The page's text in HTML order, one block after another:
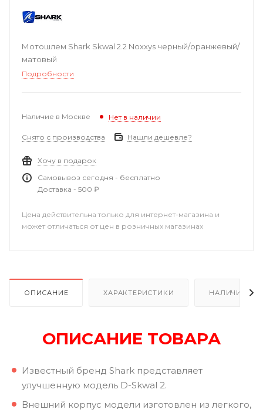
Мотошлем Shark Skwal 2.2 Noxxys черный/оранжевый/
матовый
Подробности
Наличие в Москве Нет в наличии
Снято с производства Нашли дешевле?
Хочу в подарок
Самовывоз сегодня - бесплатно
Доставка - 500 ₽
Цена действительна только для интернет-магазина и
может отличаться от цен в розничных магазинах
ОПИСАНИЕ ХАРАКТЕРИСТИКИ НАЛИЧИЕ
ОПИСАНИЕ ТОВАРА
Известный бренд Shark представляет
улучшенную модель D-Skwal 2.
Внешний корпус модели изготовлен из легкого,